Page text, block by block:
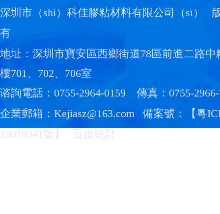
深圳市（shì）科佳膠粘材料有限公司（sī）
有
地址：深圳市寶安區西鄉街道78區前進二路中
樓701、702、706室
谘詢電話：0755-2964-0159
傳真：0755-
企業郵箱：Kejiasz@163.com
備案號：【粵
13010341號 】 百度統計